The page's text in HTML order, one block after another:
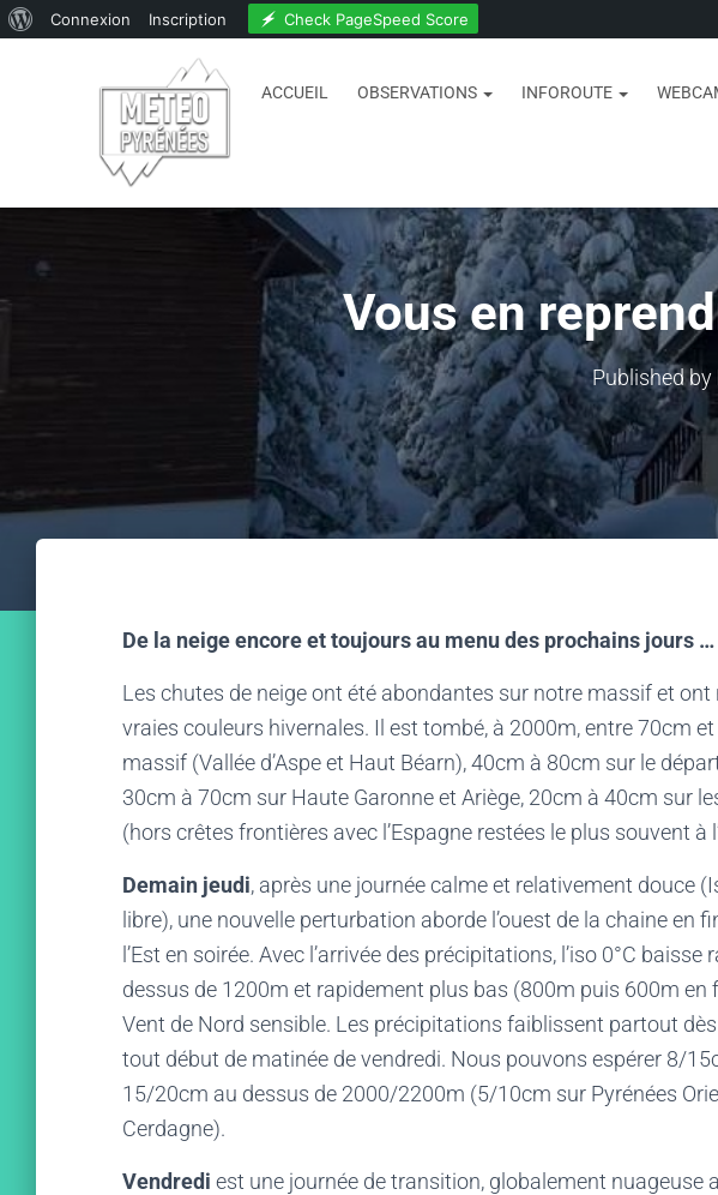
Connexion Inscription Check PageSpeed Score
ACCUEIL OBSERVATIONS INFOROUTE
Vous en
Published by
De la neige encore et toujours au menu des prochains jours …
Les chutes de neige ont été abondantes sur notre massif et
vraies couleurs hivernales. Il est tombé, à 2000m, entre 70cm
massif (Vallée d’Aspe et Haut Béarn), 40cm à 80cm sur le
30cm à 70cm sur Haute Garonne et Ariège, 20cm à 40cm sur
(hors crêtes frontières avec l’Espagne restées le plus souvent à
Demain jeudi, après une journée calme et relativement douce
libre), une nouvelle perturbation aborde l’ouest de la chaine en
l’Est en soirée. Avec l’arrivée des précipitations, l’iso 0°C
dessus de 1200m et rapidement plus bas (800m puis 600m en
Vent de Nord sensible. Les précipitations faiblissent partout
tout début de matinée de vendredi. Nous pouvons espérer 8/
15/20cm au dessus de 2000/2200m (5/10cm sur Pyrénées
Cerdagne).
Vendredi est une journée de transition, globalement nuageuse